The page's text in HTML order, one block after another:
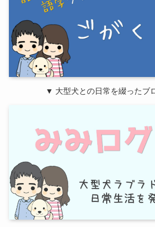
▼ 大型犬との日常を綴ったブ